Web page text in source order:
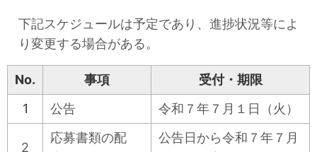
下記スケジュールは予定であり、進捗状況等によ
り変更する場合がある。
No. 事項
受付・期限
1
公告 令和７年７月１日 （火）
2
応募書類の配
公告日から令和７年７月